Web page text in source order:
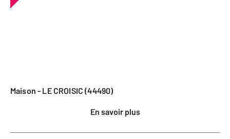
Maison - LE CROISIC (44490)
En savoir plus